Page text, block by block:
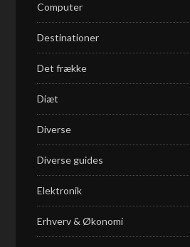
Computer
Destinationer
Det frække
Diæt
Diverse
Diverse guides
Elektronik
Erhverv & Økonomi